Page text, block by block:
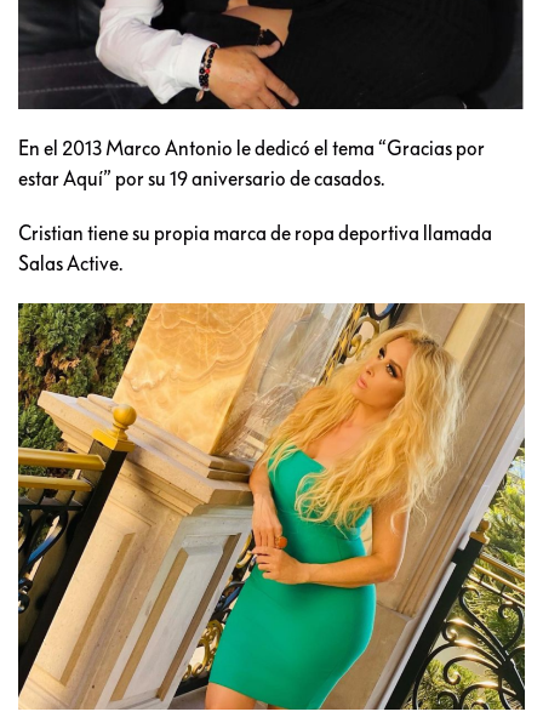
En el 2013 Marco Antonio le dedicó el tema “Gracias por
estar Aquí” por su 19 aniversario de casados.
Cristian tiene su propia marca de ropa deportiva llamada
Salas Active.